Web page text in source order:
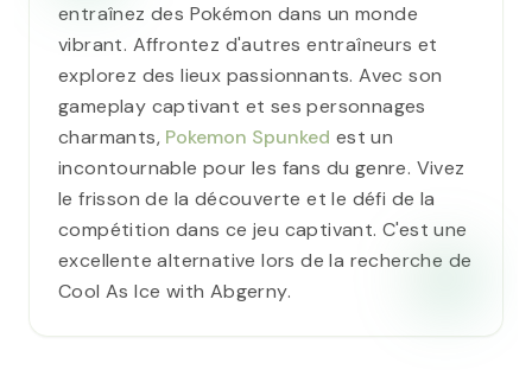
entraînez des Pokémon dans un monde
vibrant. Affrontez d'autres entraîneurs et
explorez des lieux passionnants. Avec son
gameplay captivant et ses personnages
charmants, Pokemon Spunked est un
incontournable pour les fans du genre. Vivez
le frisson de la découverte et le défi de la
compétition dans ce jeu captivant. C'est une
excellente alternative lors de la recherche de
Cool As Ice with Abgerny.